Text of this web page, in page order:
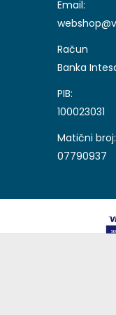
Email:
Račun
Banka
PIB:
100023031
Matični broj:
07790937
sajtu su